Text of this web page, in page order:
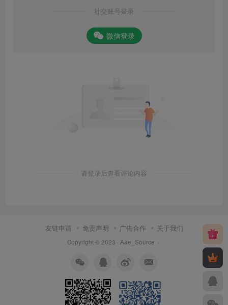
社交账号登录
微信登录
请登录后查看评论内容
友链申请 免责声明 广告合作 关于我们
Copyright © 2023 · Aae_Source ·